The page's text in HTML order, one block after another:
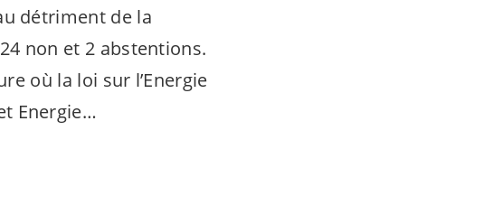
détriment de la
non et 2 abstentions.
où la loi sur l’Energie
Energie…